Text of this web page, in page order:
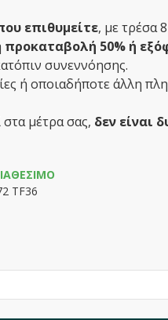
επιθυμείτε, με τρέσα
προκαταβολή 50% ή
συνεννόησης.
ή οποιαδήποτε άλλη
μέτρα σας, δεν είναι
TF36